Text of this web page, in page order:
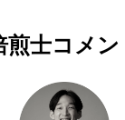
煎士コメン